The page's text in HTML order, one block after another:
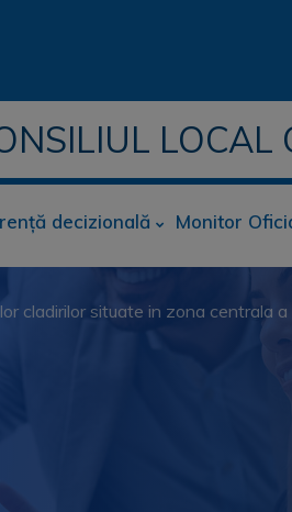
LOCAL
decizională Monitor
cladirilor situate in zona centrala